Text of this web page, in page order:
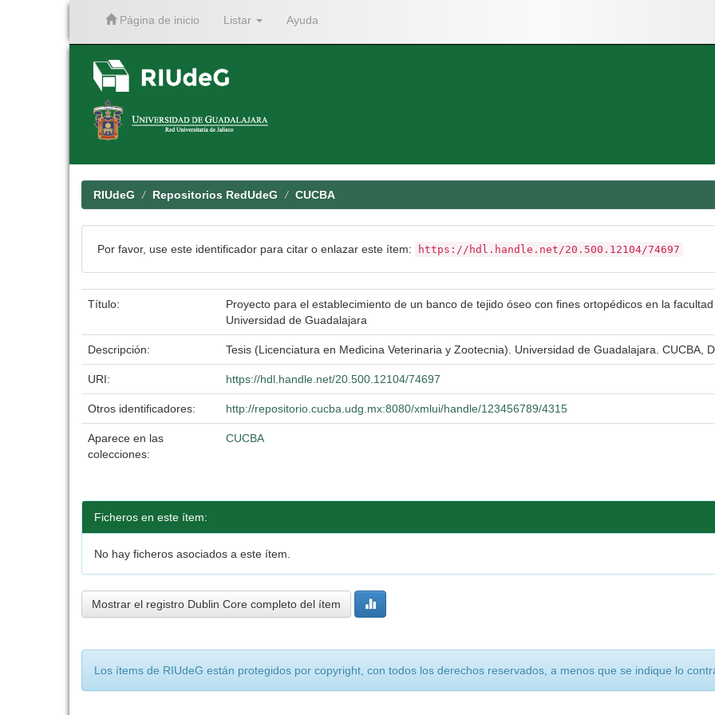
Página de inicio Listar Ayuda
RIUdeG Repositorios RedUdeG CUCBA
Por favor, use este identificador para citar o enlazar este ítem: https://hdl.handle.net/20.500.12104/74697
Título:
Proyecto para el establecimiento de un banco de tejido óseo con fines ortopédicos en la
Universidad de Guadalajara
Descripción: Tesis (Licenciatura en Medicina Veterinaria y Zootecnia). Universidad de Guadalajara. CUCBA,
URI: https://hdl.handle.net/20.500.12104/74697
Otros identificadores: http://repositorio.cucba.udg.mx:8080/xmlui/handle/123456789/4315
Aparece en las
colecciones:
CUCBA
Ficheros en este ítem:
No hay ficheros asociados a este ítem.
Mostrar el registro Dublin Core completo del ítem
Los ítems de RIUdeG están protegidos por copyright, con todos los derechos reservados, a menos que se indique lo